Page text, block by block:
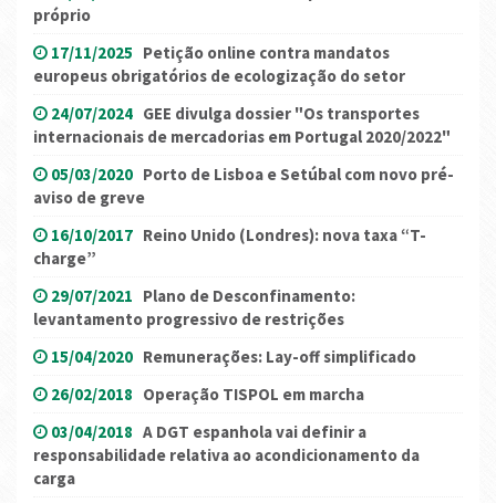
próprio
17/11/2025 Petição online contra mandatos
europeus obrigatórios de ecologização do setor
24/07/2024 GEE divulga dossier "Os transportes
internacionais de mercadorias em Portugal 2020/2022"
05/03/2020 Porto de Lisboa e Setúbal com novo pré-
aviso de greve
16/10/2017 Reino Unido (Londres): nova taxa “T-
charge”
29/07/2021 Plano de Desconfinamento:
levantamento progressivo de restrições
15/04/2020 Remunerações: Lay-off simplificado
26/02/2018 Operação TISPOL em marcha
03/04/2018 A DGT espanhola vai definir a
responsabilidade relativa ao acondicionamento da
carga